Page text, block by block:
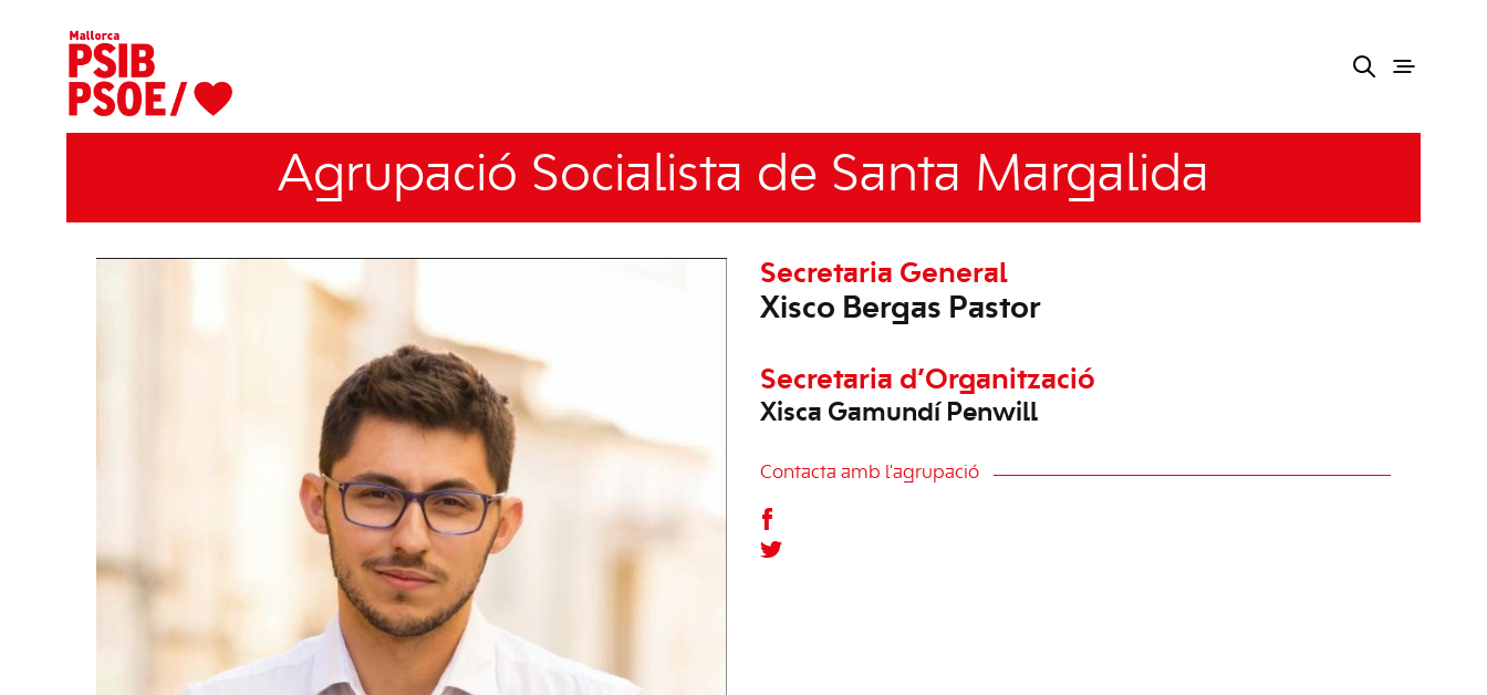
Agrupació Socialista de Santa Margalida
Secretaria General
Xisco Bergas Pastor
Secretaria d’Organització
Xisca Gamundí Penwill
Contacta amb l'agrupació